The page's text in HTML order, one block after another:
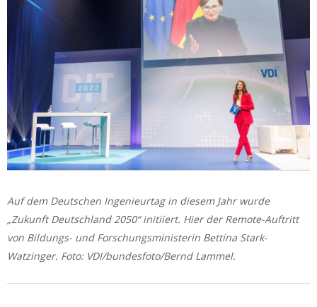
Auf dem Deutschen Ingenieurtag in diesem Jahr wurde
„Zukunft Deutschland 2050“ initiiert. Hier der Remote-Auftritt
von Bildungs- und Forschungsministerin Bettina Stark-
Watzinger. Foto: VDI/bundesfoto/Bernd Lammel.